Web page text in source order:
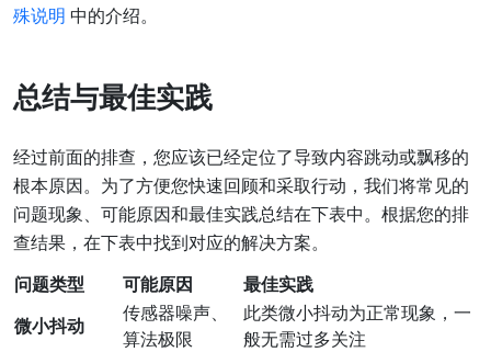
殊说明 中的介绍。
总结与最佳实践
经过前面的排查，您应该已经定位了导致内容跳动或飘移的
根本原因。为了方便您快速回顾和采取行动，我们将常见的
问题现象、可能原因和最佳实践总结在下表中。根据您的排
查结果，在下表中找到对应的解决方案。
问题类型
可能原因
最佳实践
微小抖动
传感器噪声、
算法极限
此类微小抖动为正常现象，一
般无需过多关注